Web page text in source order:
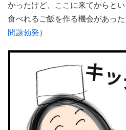
かったけど、ここに来てからと
食べれるご飯を作る機会があった
問題勃発）